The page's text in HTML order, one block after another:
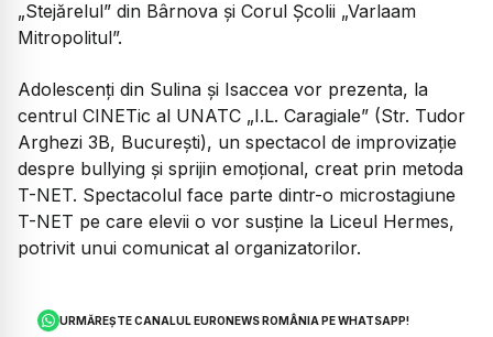
„Stejărelul” din Bârnova și Corul Școlii „Varlaam
Mitropolitul”.
Adolescenți din Sulina și Isaccea vor prezenta, la
centrul CINETic al UNATC „I.L. Caragiale” (Str. Tudor
Arghezi 3B, București), un spectacol de improvizație
despre bullying și sprijin emoțional, creat prin metoda
T-NET. Spectacolul face parte dintr-o microstagiune
T-NET pe care elevii o vor susține la Liceul Hermes,
potrivit unui comunicat al organizatorilor.
URMĂREȘTE CANALUL EURONEWS ROMÂNIA PE WHATSAPP!